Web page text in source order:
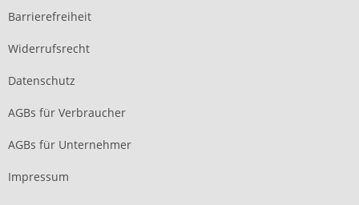
Barrierefreiheit
Widerrufsrecht
Datenschutz
AGBs für Verbraucher
AGBs für Unternehmer
Impressum